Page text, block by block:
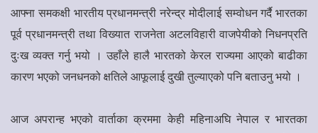
आफ्ना समकक्षी भारतीय प्रधानमन्त्री नरेन्द्र मोदीलाई सम्वोधन गर्दै भारतका
पूर्व प्रधानमन्त्री तथा विख्यात राजनेता अटलविहारी वाजपेयीको निधनप्रति
दुःख व्यक्त गर्नु भयो । उहाँले हालै भारतको केरल राज्यमा आएको बाढीका
कारण भएको जनधनको क्षतिले आफूलाई दुखी तुल्याएको पनि बताउनु भयो ।
आज अपरान्ह भएको वार्ताका क्रममा केही महिनाअघि नेपाल र भारतका